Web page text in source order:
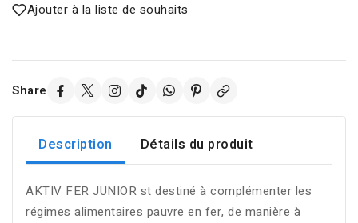
Ajouter à la liste de souhaits
Share
Description Détails du produit
AKTIV FER JUNIOR st destiné à complémenter les
régimes alimentaires pauvre en fer, de manière à